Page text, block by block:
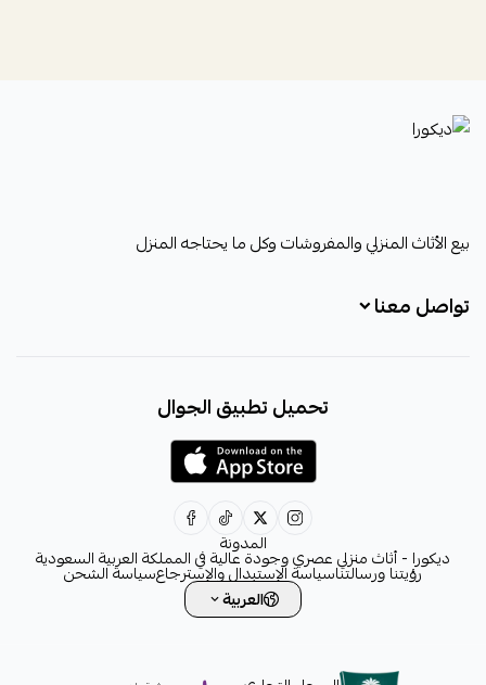
ديكورا
بيع الأثاث المنزلي والمفروشات وكل ما يحتاجه المنزل
تواصل معنا
decora6586@gmail.com
تحميل تطبيق الجوال
المدونة
ديكورا - أثاث منزلي عصري وجودة عالية في المملكة العربية السعودية
رؤيتنا ورسالتناسياسة الإستبدال والإسترجاعسياسة الشحن
العربية